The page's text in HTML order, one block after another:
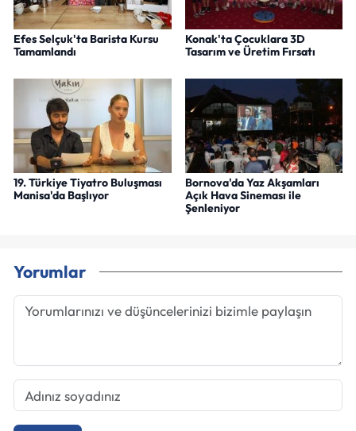
Efes Selçuk'ta Barista Kursu
Tamamlandı
Konak'ta Çocuklara 3D
Tasarım ve Üretim Fırsatı
19. Türkiye Tiyatro Buluşması
Manisa'da Başlıyor
Bornova'da Yaz Akşamları
Açık Hava Sineması ile
Şenleniyor
Yorumlar